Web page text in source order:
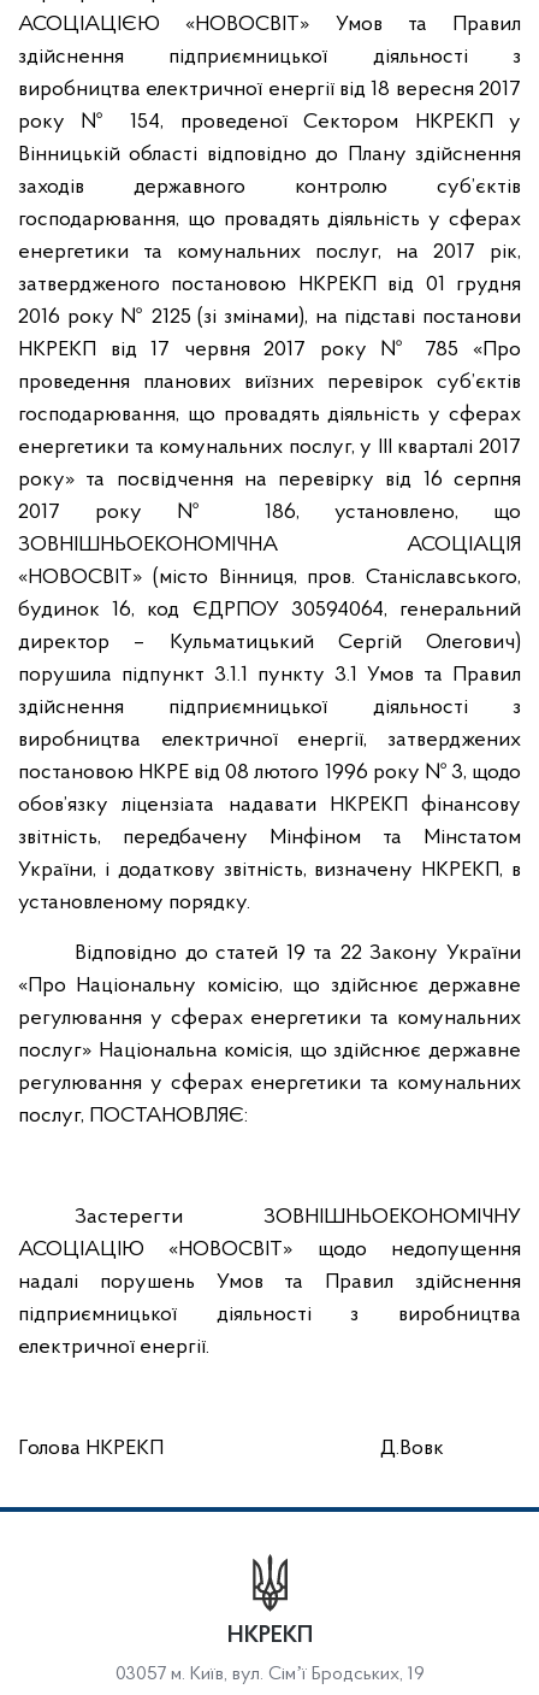
АСОЦІАЦІЄЮ «НОВОСВІТ» Умов та Правил
здійснення підприємницької діяльності з
виробництва електричної енергії від 18 вересня 2017
року № 154, проведеної Сектором НКРЕКП у
Вінницькій області відповідно до Плану здійснення
заходів державного контролю суб’єктів
господарювання, що провадять діяльність у сферах
енергетики та комунальних послуг, на 2017 рік,
затвердженого постановою НКРЕКП від 01 грудня
2016 року № 2125 (зі змінами), на підставі постанови
НКРЕКП від 17 червня 2017 року № 785 «Про
проведення планових виїзних перевірок суб’єктів
господарювання, що провадять діяльність у сферах
енергетики та комунальних послуг, у ІІІ кварталі 2017
року» та посвідчення на перевірку від 16 серпня
2017 року № 186, установлено, що
ЗОВНІШНЬОЕКОНОМІЧНА АСОЦІАЦІЯ
«НОВОСВІТ» (місто Вінниця, пров. Станіславського,
будинок 16, код ЄДРПОУ 30594064, генеральний
директор – Кульматицький Сергій Олегович)
порушила підпункт 3.1.1 пункту 3.1 Умов та Правил
здійснення підприємницької діяльності з
виробництва електричної енергії, затверджених
постановою НКРЕ від 08 лютого 1996 року № 3, щодо
обов’язку ліцензіата надавати НКРЕКП фінансову
звітність, передбачену Мінфіном та Мінстатом
України, і додаткову звітність, визначену НКРЕКП, в
установленому порядку.
Відповідно до статей 19 та 22 Закону України
«Про Національну комісію, що здійснює державне
регулювання у сферах енергетики та комунальних
послуг» Національна комісія, що здійснює державне
регулювання у сферах енергетики та комунальних
послуг, ПОСТАНОВЛЯЄ:
Застерегти ЗОВНІШНЬОЕКОНОМІЧНУ
АСОЦІАЦІЮ «НОВОСВІТ» щодо недопущення
надалі порушень Умов та Правил здійснення
підприємницької діяльності з виробництва
електричної енергії.
Голова НКРЕКП Д.Вовк
НКРЕКП
03057 м. Київ, вул. Сімʼї Бродських, 19